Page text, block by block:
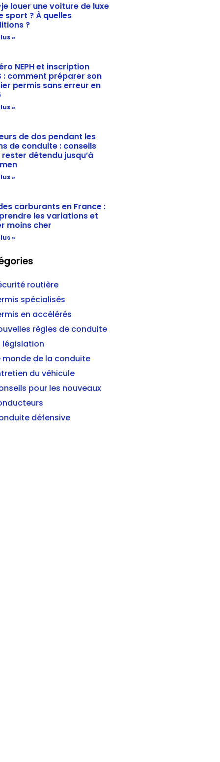
louer une voiture de luxe
sport ? À quelles
?
»
NEPH et inscription
: comment préparer son
permis sans erreur en
»
de dos pendant les
de conduite : conseils
détendu jusqu’à
»
carburants en France :
les variations et
moins cher
»
routière
spécialisés
en accélérés
règles de conduite
législation
monde de la conduite
du véhicule
pour les nouveaux
défensive